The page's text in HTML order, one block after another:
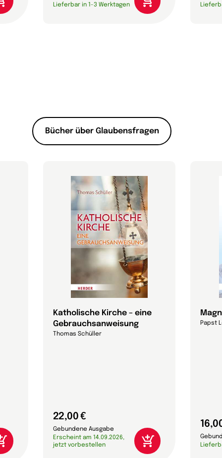
Lieferbar in 1-3 Werktagen
Bücher über Glaubensfragen
Katholische Kirche – eine
Gebrauchsanweisung
Thomas Schüller
22,00 €
Gebundene Ausgabe
Erscheint am 14.09.2026,
jetzt vorbestellen
Papst